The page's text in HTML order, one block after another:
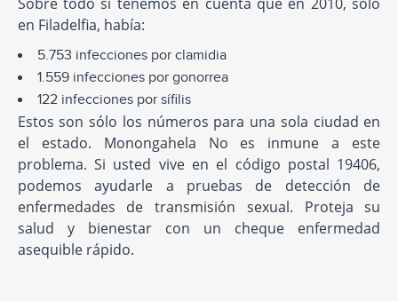
en Filadelfia, había:
5.753 infecciones por clamidia
1.559 infecciones por gonorrea
122 infecciones por sífilis
Estos son sólo los números para una sola ciudad en
el estado. Monongahela No es inmune a este
problema. Si usted vive en el código postal 19406,
podemos ayudarle a pruebas de detección de
enfermedades de transmisión sexual. Proteja su
salud y bienestar con un cheque enfermedad
asequible rápido.